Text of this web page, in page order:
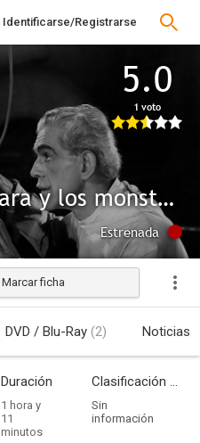
Identificarse/Registrarse
5.0
1 voto
La zíngara y los monstruos
Estrenada
Marcar ficha
DVD / Blu-Ray (2) Noticias
Duración
1 hora y
11
minutos
Clasificación por edades
Sin
información